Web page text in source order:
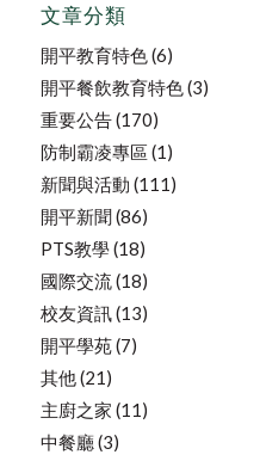
文章分類
開平教育特色(6)
開平餐飲教育特色(3)
重要公告(170)
防制霸凌專區 (1)
新聞與活動 (111)
開平新聞(86)
PTS教學(18)
國際交流(18)
校友資訊(13)
開平學苑(7)
其他(21)
主廚之家 (11)
中餐廳(3)